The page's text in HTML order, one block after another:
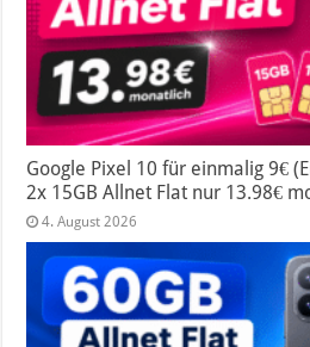
Google Pixel 10 für einmalig 9€
2x 15GB Allnet Flat nur 13.98€
4. August 2026